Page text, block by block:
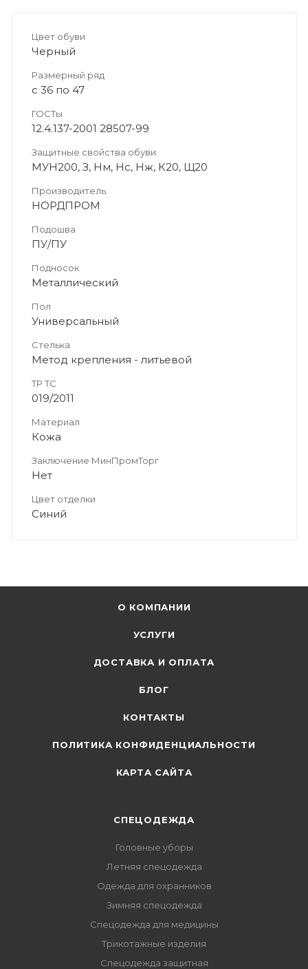
Цвет обуви
Черный
Размерный ряд
с 36 по 47
ГОСТы
12.4.137-2001 28507-99
Защитные свойства обуви
МУН200, З, Нм, Нс, Нж, К20, Щ20
Производитель
НОРДПРОМ
Подошва
ПУ/ПУ
Подносок
Металлический
Пол
Универсальный
Стелька
Метод крепления - литьевой
ТР ТС
019/2011
Материал
Кожа
Заключение МинПромТорг
Нет
Цвет отделки
Синий
О КОМПАНИИ
УСЛУГИ
ДОСТАВКА И ОПЛАТА
БЛОГ
КОНТАКТЫ
ПОЛИТИКА КОНФИДЕНЦИАЛЬНОСТИ
КАРТА САЙТА
СПЕЦОДЕЖДА
Головные уборы
Летняя спецодежда
Одежда для охранников
Зимняя спецодежда
Спецодежда для медицины
Трикотажные изделия
Спецодежда защитная